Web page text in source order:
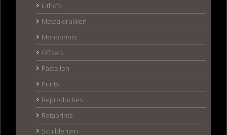
Litho's
Metaaldrukken
Monoprints
Offsets
Pastellen
Prints
Reproducties
Rotaprints
Schilderijen